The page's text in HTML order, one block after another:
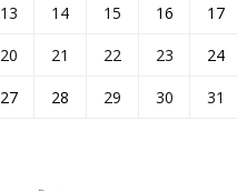
13 14 15 16
17
20 21 22 23
24
27 28 29 30
31